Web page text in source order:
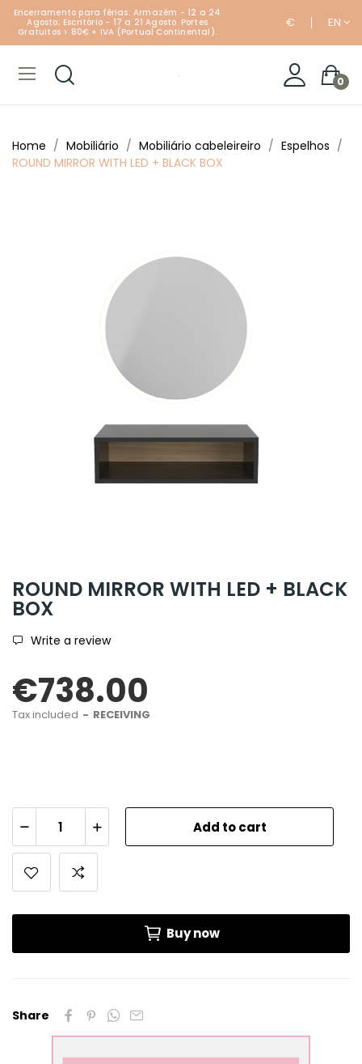
Encerramento para férias: Armazém - 12 a 24
Agosto; Escritório - 17 a 21 Agosto. Portes
Gratuitos > 80€ + IVA (Portual Continental).
€ EN
0
Home Mobiliário Mobiliário cabeleireiro
Espelhos
ROUND MIRROR WITH LED + BLACK BOX
ROUND MIRROR WITH LED + BLACK
BOX
Write a review
€738.00
Tax included RECEIVING
Add to cart
Buy now
Share